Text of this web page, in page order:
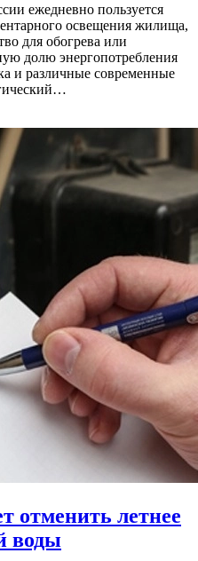
ежедневно пользуется
освещения жилища,
для обогрева или
долю энергопотребления
и различные современные
отменить летнее
воды